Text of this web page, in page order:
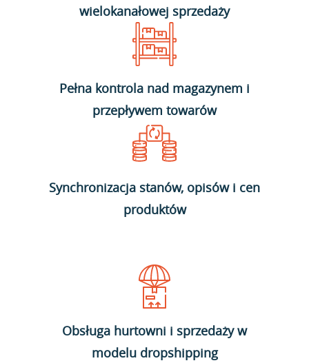
wielokanałowej sprzedaży
Pełna kontrola nad magazynem i
przepływem towarów
Synchronizacja stanów, opisów i cen
produktów
Obsługa hurtowni i sprzedaży w
modelu dropshipping